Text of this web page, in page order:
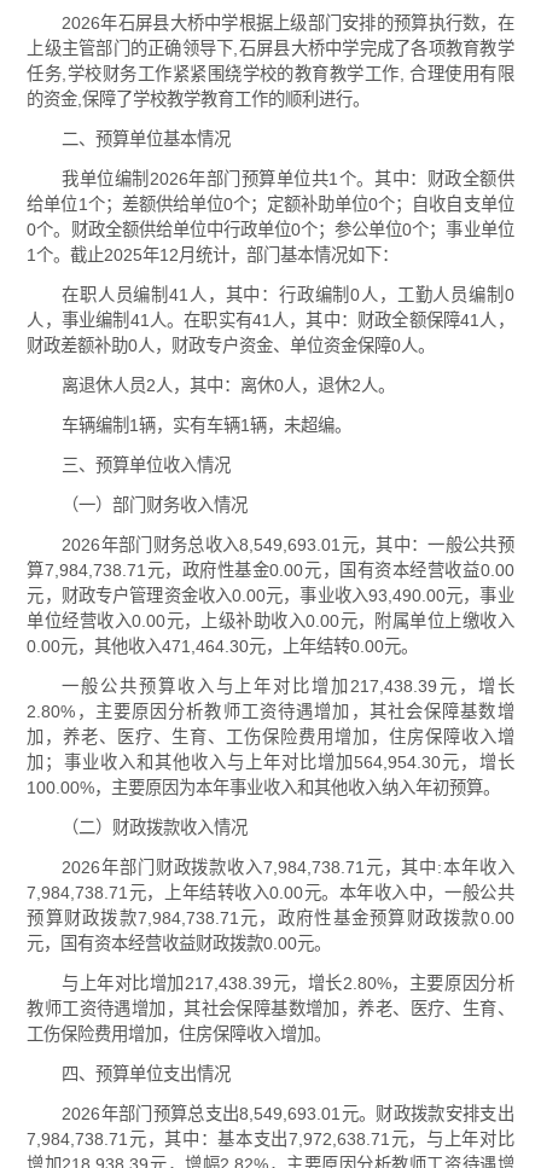
2026年石屏县大桥中学根据上级部门安排的预算执行数，在
上级主管部门的正确领导下,石屏县大桥中学完成了各项教育教学
任务,学校财务工作紧紧围绕学校的教育教学工作, 合理使用有限
的资金,保障了学校教学教育工作的顺利进行。
二、预算单位基本情况
我单位编制2026年部门预算单位共1个。其中：财政全额供
给单位1个；差额供给单位0个；定额补助单位0个；自收自支单位
0个。财政全额供给单位中行政单位0个；参公单位0个；事业单位
1个。截止2025年12月统计，部门基本情况如下：
在职人员编制41人，其中：行政编制0人，工勤人员编制0
人，事业编制41人。在职实有41人，其中：财政全额保障41人，
财政差额补助0人，财政专户资金、单位资金保障0人。
离退休人员2人，其中：离休0人，退休2人。
车辆编制1辆，实有车辆1辆，未超编。
三、预算单位收入情况
（一）部门财务收入情况
2026年部门财务总收入8,549,693.01元，其中：一般公共预
算7,984,738.71元，政府性基金0.00元，国有资本经营收益0.00
元，财政专户管理资金收入0.00元，事业收入93,490.00元，事业
单位经营收入0.00元，上级补助收入0.00元，附属单位上缴收入
0.00元，其他收入471,464.30元，上年结转0.00元。
一般公共预算收入与上年对比增加217,438.39元，增长
2.80%，主要原因分析教师工资待遇增加，其社会保障基数增
加，养老、医疗、生育、工伤保险费用增加，住房保障收入增
加；事业收入和其他收入与上年对比增加564,954.30元，增长
100.00%，主要原因为本年事业收入和其他收入纳入年初预算。
（二）财政拨款收入情况
2026年部门财政拨款收入7,984,738.71元，其中:本年收入
7,984,738.71元，上年结转收入0.00元。本年收入中，一般公共
预算财政拨款7,984,738.71元，政府性基金预算财政拨款0.00
元，国有资本经营收益财政拨款0.00元。
与上年对比增加217,438.39元，增长2.80%，主要原因分析
教师工资待遇增加，其社会保障基数增加，养老、医疗、生育、
工伤保险费用增加，住房保障收入增加。
四、预算单位支出情况
2026年部门预算总支出8,549,693.01元。财政拨款安排支出
7,984,738.71元，其中：基本支出7,972,638.71元，与上年对比